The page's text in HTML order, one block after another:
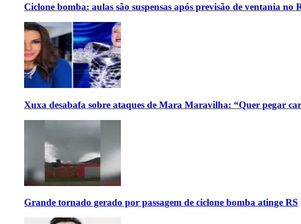
Ciclone bomba: aulas são suspensas após previsão de ventania no
Xuxa desabafa sobre ataques de Mara Maravilha: “Quer pegar
Grande tornado gerado por passagem de ciclone bomba atinge RS